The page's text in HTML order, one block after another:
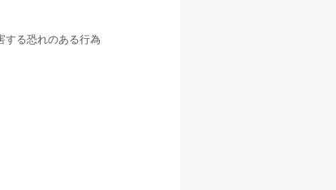
する恐れのある行為